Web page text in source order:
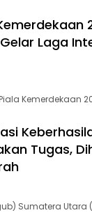
Laga
Kemerdekaan
Tugas,
Sumatera Utara